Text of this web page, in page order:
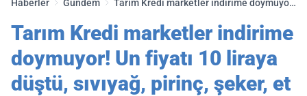
Haberler Gündem
Tarım Kredi marketler indirime doymuyor!
şeker, et fiyatları dibe indi!
Tarım Kredi marketler indirime
doymuyor! Un fiyatı 10 liraya
düştü, sıvıyağ, pirinç, şeker, et